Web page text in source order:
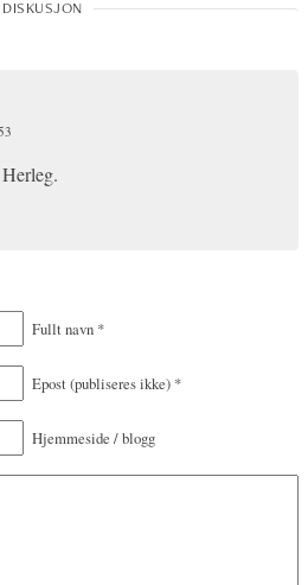
Fullt navn *
Epost(publiseres ikke) *
Hjemmeside / blogg